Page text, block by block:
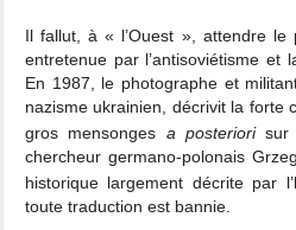
Il fallut, à « l’Ouest », attendre
entretenue par l’antisoviétisme et
En 1987, le photographe et
nazisme ukrainien, décrivit la forte
gros mensonges a posteriorisur
chercheur germano-polonais
historique largement décrite par
toute traduction est bannie.